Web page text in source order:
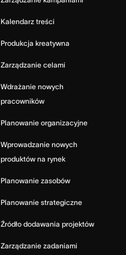
Kalendarz treści
Produkcja kreatywna
Zarządzanie celami
Wdrażanie nowych
pracowników
Planowanie organizacyjne
Wprowadzanie nowych
produktów na rynek
Planowanie zasobów
Planowanie strategiczne
Źródło dodawania projektów
Zarządzanie zadaniami